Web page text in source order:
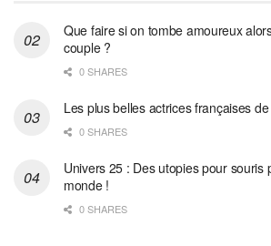
Que faire si on tombe amoureux
couple ?
0 SHARES
Les plus belles actrices françaises
0 SHARES
Univers 25 : Des utopies pour souris
monde !
0 SHARES